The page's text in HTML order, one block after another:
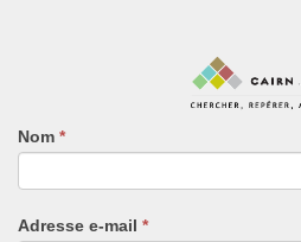
Nom *
Adresse e-mail *
Si
vous
êtes
humain,